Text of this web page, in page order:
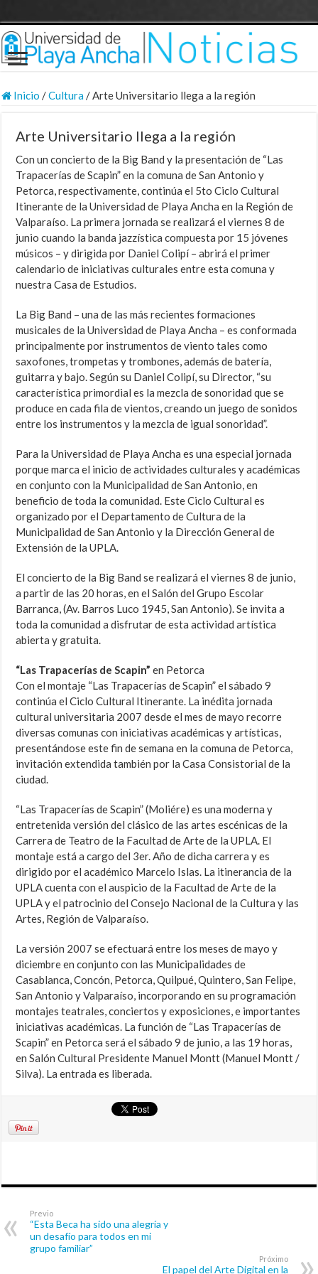
Inicio /Cultura/Arte Universitario llega a la región
Arte Universitario llega a la región
Con un concierto de la Big Band y la presentación de “Las
Trapacerías de Scapin” en la comuna de San Antonio y
Petorca, respectivamente, continúa el 5to Ciclo Cultural
Itinerante de la Universidad de Playa Ancha en la Región de
Valparaíso. La primera jornada se realizará el viernes 8 de
junio cuando la banda jazzística compuesta por 15 jóvenes
músicos – y dirigida por Daniel Colipí – abrirá el primer
calendario de iniciativas culturales entre esta comuna y
nuestra Casa de Estudios.
La Big Band – una de las más recientes formaciones
musicales de la Universidad de Playa Ancha – es conformada
principalmente por instrumentos de viento tales como
saxofones, trompetas y trombones, además de batería,
guitarra y bajo. Según su Daniel Colipí, su Director, “su
característica primordial es la mezcla de sonoridad que se
produce en cada fila de vientos, creando un juego de sonidos
entre los instrumentos y la mezcla de igual sonoridad”.
Para la Universidad de Playa Ancha es una especial jornada
porque marca el inicio de actividades culturales y académicas
en conjunto con la Municipalidad de San Antonio, en
beneficio de toda la comunidad. Este Ciclo Cultural es
organizado por el Departamento de Cultura de la
Municipalidad de San Antonio y la Dirección General de
Extensión de la UPLA.
El concierto de la Big Band se realizará el viernes 8 de junio,
a partir de las 20 horas, en el Salón del Grupo Escolar
Barranca, (Av. Barros Luco 1945, San Antonio). Se invita a
toda la comunidad a disfrutar de esta actividad artística
abierta y gratuita.
“Las Trapacerías de Scapin” en Petorca
Con el montaje “Las Trapacerías de Scapin” el sábado 9
continúa el Ciclo Cultural Itinerante. La inédita jornada
cultural universitaria 2007 desde el mes de mayo recorre
diversas comunas con iniciativas académicas y artísticas,
presentándose este fin de semana en la comuna de Petorca,
invitación extendida también por la Casa Consistorial de la
ciudad.
“Las Trapacerías de Scapin” (Moliére) es una moderna y
entretenida versión del clásico de las artes escénicas de la
Carrera de Teatro de la Facultad de Arte de la UPLA. El
montaje está a cargo del 3er. Año de dicha carrera y es
dirigido por el académico Marcelo Islas. La itinerancia de la
UPLA cuenta con el auspicio de la Facultad de Arte de la
UPLA y el patrocinio del Consejo Nacional de la Cultura y las
Artes, Región de Valparaíso.
La versión 2007 se efectuará entre los meses de mayo y
diciembre en conjunto con las Municipalidades de
Casablanca, Concón, Petorca, Quilpué, Quintero, San Felipe,
San Antonio y Valparaíso, incorporando en su programación
montajes teatrales, conciertos y exposiciones, e importantes
iniciativas académicas. La función de “Las Trapacerías de
Scapin” en Petorca será el sábado 9 de junio, a las 19 horas,
en Salón Cultural Presidente Manuel Montt (Manuel Montt /
Silva). La entrada es liberada.
Previo
“Esta Beca ha sido una alegría y
un desafío para todos en mi
grupo familiar”
Próximo
El papel del Arte Digital en la